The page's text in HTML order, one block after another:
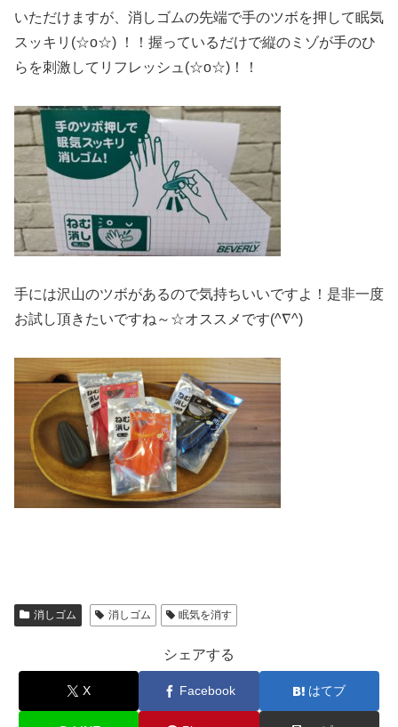
いただけますが、消しゴムの先端で手のツボを押して眠気
スッキリ(☆o☆) ！！握っているだけで縦のミゾが手のひ
らを刺激してリフレッシュ(☆o☆)！！
手には沢山のツボがあるので気持ちいいですよ！是非一度
お試し頂きたいですね～☆オススメです(^∇^)
消しゴム 消しゴム 眠気を消す
シェアする
X Facebook はてブ